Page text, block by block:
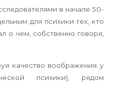
в начале 50-
для психики тех, кто
о чем, собственно говоря,
качество воображения у
психики), рядом